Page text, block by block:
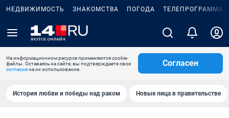
НЕДВИЖИМОСТЬ ЗНАКОМСТВА ПОГОДА ТЕЛЕПРОГРАММА
На информационном ресурсе применяются cookie-
файлы. Оставаясь на сайте, вы подтверждаете свое
согласиена их использование.
Согласен
История любви и победы над раком Новые лица в правительстве